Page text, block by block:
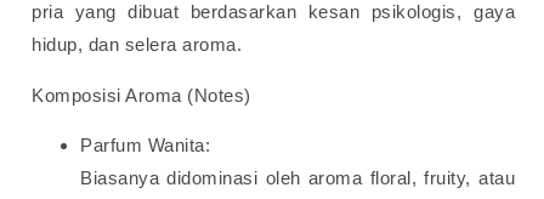
pria yang dibuat berdasarkan kesan psikologis, gaya
hidup, dan selera aroma.
Komposisi Aroma (Notes)
Parfum Wanita:
Biasanya didominasi oleh aroma floral, fruity, atau